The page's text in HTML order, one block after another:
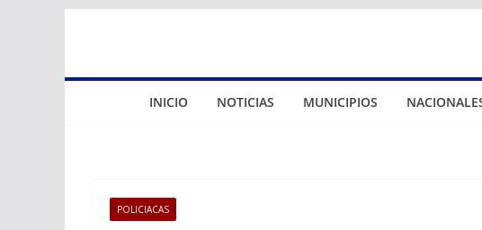
INICIO NOTICIAS MUNICIPIOS
POLICIACAS